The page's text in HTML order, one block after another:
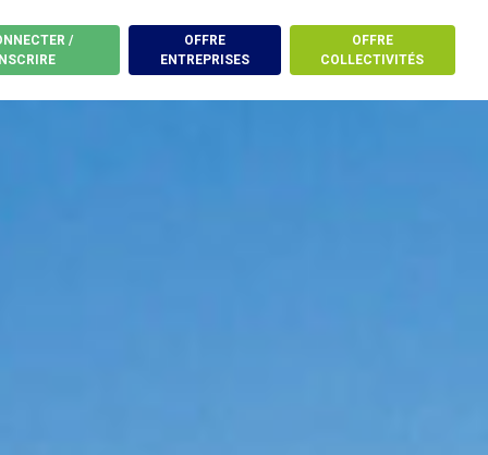
/
OFFRE
ENTREPRISES
OFFRE
COLLECTIVITÉS